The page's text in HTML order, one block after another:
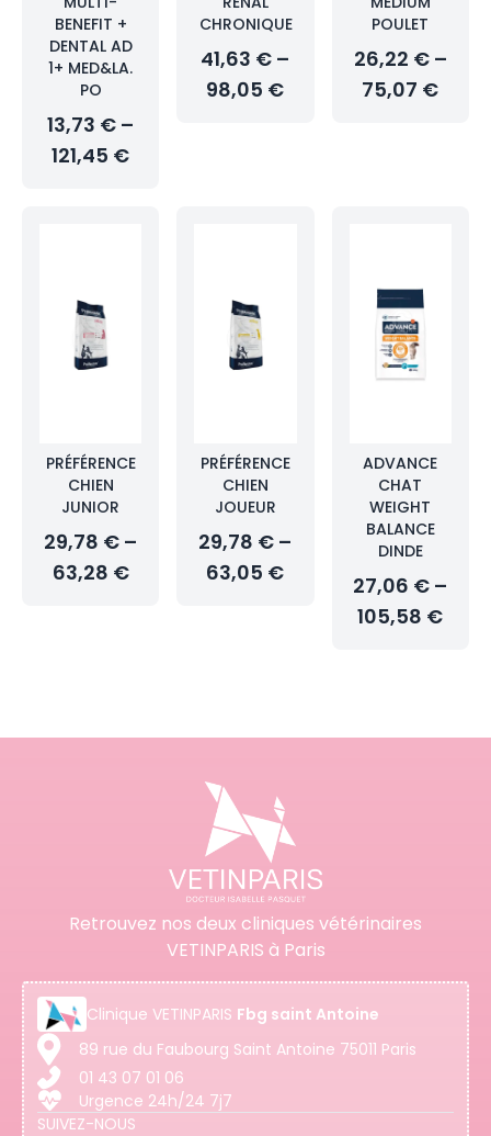
BENEFIT +
DENTAL AD
1+ MED&LA.
PO
13,73 € –
121,45 €
CHRONIQUE
41,63 € –
98,05 €
POULET
26,22 € –
75,07 €
PRÉFÉRENCE
CHIEN
JUNIOR
29,78 € –
63,28 €
PRÉFÉRENCE
CHIEN
JOUEUR
29,78 € –
63,05 €
ADVANCE
CHAT
WEIGHT
BALANCE
DINDE
27,06 € –
105,58 €
Retrouvez nos deux cliniques vétérinaires
VETINPARIS à Paris
Clinique VETINPARIS Fbg saint Antoine
89 rue du Faubourg Saint Antoine 75011 Paris
01 43 07 01 06
Urgence 24h/24 7j7
SUIVEZ-NOUS